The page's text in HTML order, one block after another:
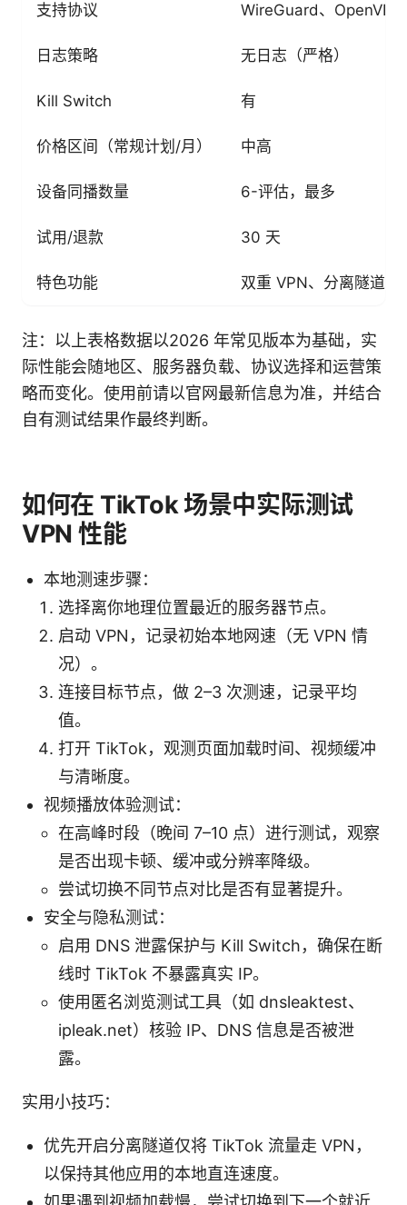
支持协议 WireGuard、OpenVPN
日志策略 无日志（严格）
Kill Switch 有
价格区间（常规计划/月） 中高
设备同播数量 6-评估，最多
试用/退款 30 天
特色功能 双重 VPN、分离隧道
注：以上表格数据以2026 年常见版本为基础，实
际性能会随地区、服务器负载、协议选择和运营策
略而变化。使用前请以官网最新信息为准，并结合
自有测试结果作最终判断。
如何在 TikTok 场景中实际测试
VPN 性能
本地测速步骤：
选择离你地理位置最近的服务器节点。
启动 VPN，记录初始本地网速（无 VPN 情
况）。
连接目标节点，做 2–3 次测速，记录平均
值。
打开 TikTok，观测页面加载时间、视频缓冲
与清晰度。
视频播放体验测试：
在高峰时段（晚间 7–10 点）进行测试，观察
是否出现卡顿、缓冲或分辨率降级。
尝试切换不同节点对比是否有显著提升。
安全与隐私测试：
启用 DNS 泄露保护与 Kill Switch，确保在断
线时 TikTok 不暴露真实 IP。
使用匿名浏览测试工具（如 dnsleaktest、
ipleak.net）核验 IP、DNS 信息是否被泄
露。
实用小技巧：
优先开启分离隧道仅将 TikTok 流量走 VPN，
以保持其他应用的本地直连速度。